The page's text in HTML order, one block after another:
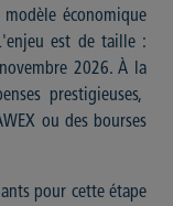
économique
est de taille :
2026. À la
prestigieuses,
ou des bourses
pour cette étape